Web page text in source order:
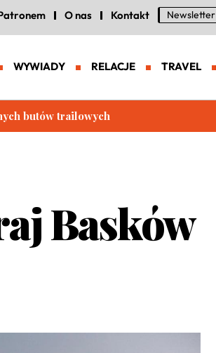
O nas Kontakt Newsletter
WYWIADY RELACJE TRAVEL
butów trailowych
Basków